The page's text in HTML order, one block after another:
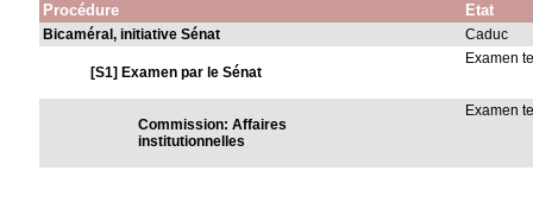
Procédure Etat
Bicaméral, initiative Sénat Caduc
[S1] Examen par le Sénat
Examen
Commission: Affaires
institutionnelles
Examen